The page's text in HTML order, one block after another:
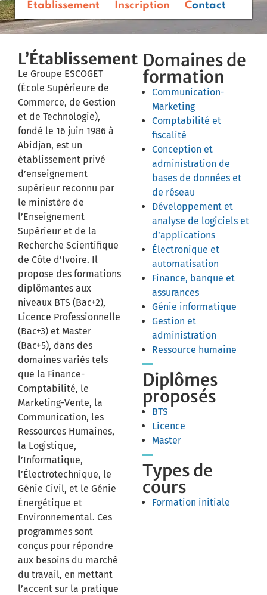
Etablissement Inscription Contact
L’Établissement
​Le Groupe ESCOGET
(École Supérieure de
Commerce, de Gestion
et de Technologie),
fondé le 16 juin 1986 à
Abidjan, est un
établissement privé
d’enseignement
supérieur reconnu par
le ministère de
l’Enseignement
Supérieur et de la
Recherche Scientifique
de Côte d’Ivoire. Il
propose des formations
diplômantes aux
niveaux BTS (Bac+2),
Licence Professionnelle
(Bac+3) et Master
(Bac+5), dans des
domaines variés tels
que la Finance-
Comptabilité, le
Marketing-Vente, la
Communication, les
Ressources Humaines,
la Logistique,
l’Informatique,
l’Électrotechnique, le
Génie Civil, et le Génie
Énergétique et
Environnemental. Ces
programmes sont
conçus pour répondre
aux besoins du marché
du travail, en mettant
l’accent sur la pratique
Domaines de
formation
Communication-
Marketing
Comptabilité et
fiscalité
Conception et
administration de
bases de données et
de réseau
Développement et
analyse de logiciels et
d’applications
Électronique et
automatisation
Finance, banque et
assurances
Génie informatique
Gestion et
administration
Ressource humaine
Diplômes
proposés
BTS
Licence
Master
Types de
cours
Formation initiale